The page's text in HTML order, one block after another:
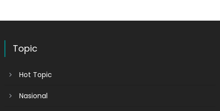
Topic
Hot Topic
Nasional